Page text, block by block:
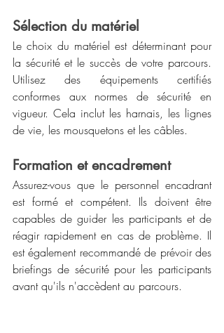
Sélection du matériel
Le choix du matériel est déterminant pour
la sécurité et le succès de votre parcours.
Utilisez des équipements certifiés
conformes aux normes de sécurité en
vigueur. Cela inclut les harnais, les lignes
de vie, les mousquetons et les câbles.
Formation et encadrement
Assurez-vous que le personnel encadrant
est formé et compétent. Ils doivent être
capables de guider les participants et de
réagir rapidement en cas de problème. Il
est également recommandé de prévoir des
briefings de sécurité pour les participants
avant qu'ils n'accèdent au parcours.